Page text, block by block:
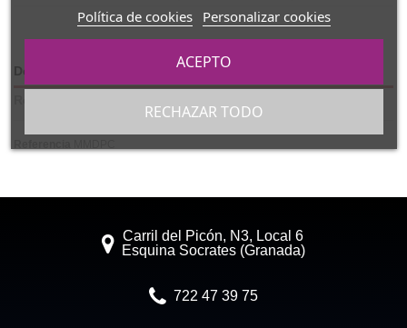
Detalles del producto
Carril del Picón, N3, Local 6
Esquina Socrates (Granada)
722 47 39 75
Política de cookies Personalizar cookies
RECHAZAR TODO
ACEPTO